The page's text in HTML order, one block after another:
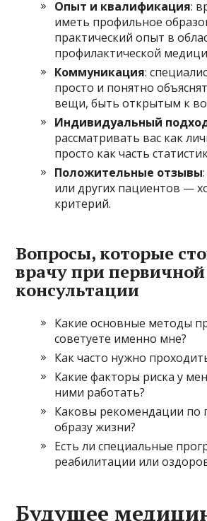
Опыт и квалификация:
иметь профильное
практический опыт в
профилактической
Коммуникация:
просто и понятно
вещи, быть открытым к
Индивидуальный
рассматривать вас как
просто как часть
Положительные отзывы
или других пациентов —
критерий.
Вопросы, которые
врачу при первичной
консультации
Какие основные методы
советуете именно мне?
Как часто нужно
Какие факторы риска у
ними работать?
Каковы рекомендации по
образу жизни?
Есть ли специальные
реабилитации или
Будущее